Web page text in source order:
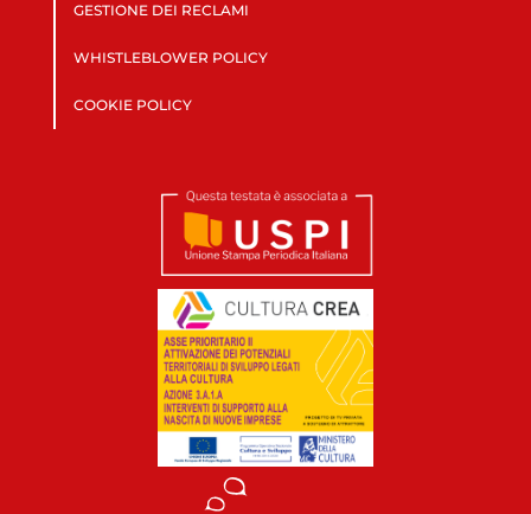
GESTIONE DEI RECLAMI
WHISTLEBLOWER POLICY
COOKIE POLICY